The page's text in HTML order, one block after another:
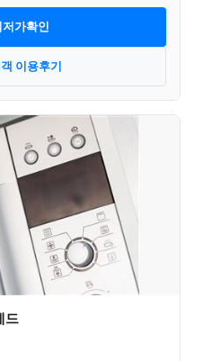
저가확인
이용후기
드